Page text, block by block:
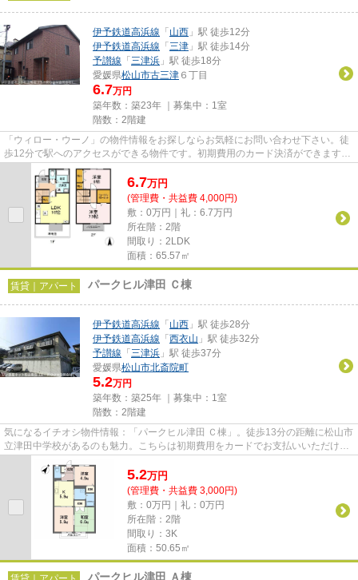
伊予鉄道高浜線 「 山西 」駅 徒歩12分
伊予鉄道高浜線 「 三津 」駅 徒歩14分
予讃線 「 三津浜 」駅 徒歩18分
愛媛県松山市古三津 ６丁目
6.7万円
築年数：築23年 ｜募集中： 1室
階数：2階建
「ウィロー・ウーノ」の物件情報をお探しならお気軽にお問い合わせ下さい。徒
歩12分で駅へのアクセスができる物件です。初期費用のカード決済ができます。
テラスハウスの物件なので、...
6.7万円
(管理費・共益費 4,000円)
敷：0万円｜礼：6.7万円
所在階：2階
間取り：2LDK
面積：65.57㎡
賃貸｜アパート パークヒル津田 Ｃ棟
伊予鉄道高浜線 「 山西 」駅 徒歩28分
伊予鉄道高浜線 「 西衣山 」駅 徒歩32分
予讃線 「 三津浜 」駅 徒歩37分
愛媛県松山市北斎院町
5.2万円
築年数：築25年 ｜募集中： 1室
階数：2階建
気になるイチオシ物件情報：「パークヒル津田 Ｃ棟」。徒歩13分の距離に松山市
立津田中学校があるのも魅力。こちらは初期費用をカードでお支払いいただける
物件なので、支払い手続きの...
5.2万円
(管理費・共益費 3,000円)
敷：0万円｜礼：0万円
所在階：2階
間取り：3K
面積：50.65㎡
パークヒル津田 Ａ棟